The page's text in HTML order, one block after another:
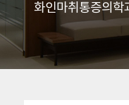
화인마취통증의학